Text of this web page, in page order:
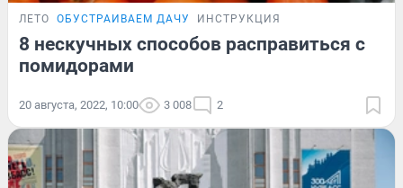
ЛЕТО ОБУСТРАИВАЕМ ДАЧУ ИНСТРУКЦИЯ
8 нескучных способов расправиться с
помидорами
20 августа, 2022, 10:00 3 008 2